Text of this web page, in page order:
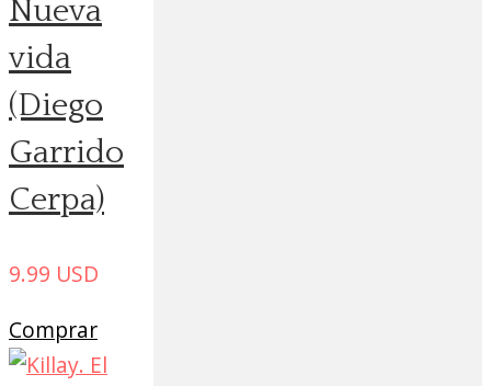
Nueva
vida
(Diego
Garrido
Cerpa)
9.99 USD
Comprar